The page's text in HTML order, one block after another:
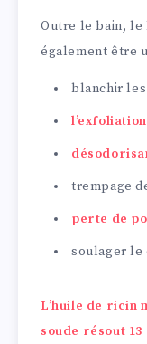
Outre le bain, le
également être
blanchir
trempage
perte de
soulager le
L’huile de ricin
soude résout